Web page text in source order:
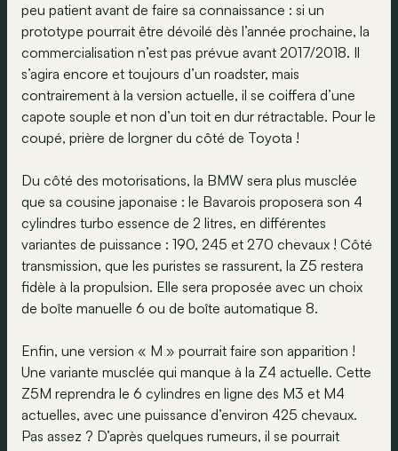
peu patient avant de faire sa connaissance : si un
prototype pourrait être dévoilé dès l’année prochaine, la
commercialisation n’est pas prévue avant 2017/2018. Il
s’agira encore et toujours d’un roadster, mais
contrairement à la version actuelle, il se coiffera d’une
capote souple et non d’un toit en dur rétractable. Pour le
coupé, prière de lorgner du côté de Toyota !
Du côté des motorisations, la BMW sera plus musclée
que sa cousine japonaise : le Bavarois proposera son 4
cylindres turbo essence de 2 litres, en différentes
variantes de puissance : 190, 245 et 270 chevaux ! Côté
transmission, que les puristes se rassurent, la Z5 restera
fidèle à la propulsion. Elle sera proposée avec un choix
de boîte manuelle 6 ou de boîte automatique 8.
Enfin, une version « M » pourrait faire son apparition !
Une variante musclée qui manque à la Z4 actuelle. Cette
Z5M reprendra le 6 cylindres en ligne des M3 et M4
actuelles, avec une puissance d’environ 425 chevaux.
Pas assez ? D’après quelques rumeurs, il se pourrait